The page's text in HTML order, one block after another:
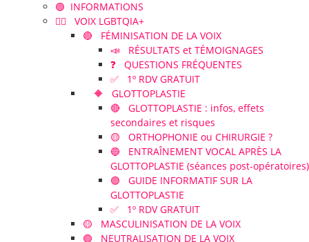
🟢 INFORMATIONS
🏳️‍🌈 VOIX LGBTQIA+
🔴 FÉMINISATION DE LA VOIX
📣 RÉSULTATS et TÉMOIGNAGES
❓ QUESTIONS FRÉQUENTES
✅ 1º RDV GRATUIT
🔶 GLOTTOPLASTIE
🔴 GLOTTOPLASTIE : infos, effets
secondaires et risques
🟡 ORTHOPHONIE ou CHIRURGIE ?
🔵 ENTRAÎNEMENT VOCAL APRÈS LA
GLOTTOPLASTIE (séances post-opératoires)
🟣 GUIDE INFORMATIF SUR LA
GLOTTOPLASTIE
✅ 1º RDV GRATUIT
🟡 MASCULINISATION DE LA VOIX
🟢 NEUTRALISATION DE LA VOIX